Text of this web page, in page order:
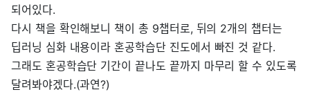
되어있다.
다시 책을 확인해보니 책이 총 9챕터로, 뒤의 2개의 챕터는
딥러닝 심화 내용이라 혼공학습단 진도에서 빠진 것 같다.
그래도 혼공학습단 기간이 끝나도 끝까지 마무리 할 수 있도록
달려봐야겠다.(과연?)